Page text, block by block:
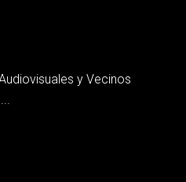
y Vecinos